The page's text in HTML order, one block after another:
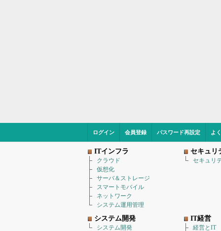
ログイン 会員登録 パスワード再設定 よ
ITインフラ
クラウド
仮想化
サーバ＆ストレージ
スマートモバイル
ネットワーク
システム運用管理
セキュリ
セキュリ
システム開発
システム開発
IT経営
経営とIT